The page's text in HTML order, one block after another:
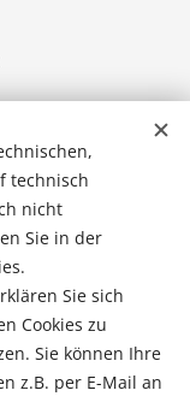
|Cookies
technisch
nicht
Sie in der
Sie sich
Cookies zu
Sie können Ihre
z.B. per E-Mail an